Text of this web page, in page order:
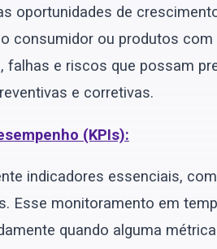
oportunidades de
consumidor ou produtos com
falhas e riscos que possam
e corretivas.
(KPIs):
indicadores essenciais,
Esse monitoramento em
quando alguma